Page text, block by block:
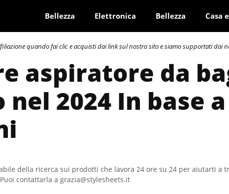
Bellezza Elettronica Bellezza Casa
quando fai clic e acquisti dai link sul nostro sito e siamo supportati dai
aspiratore da
2024 In base a
della ricerca sui prodotti che lavora 24 ore su 24 per aiutarti a
contattarla a grazia@stylesheets.it